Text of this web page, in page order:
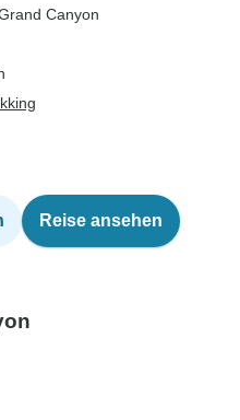
Grand Canyon
Reise ansehen